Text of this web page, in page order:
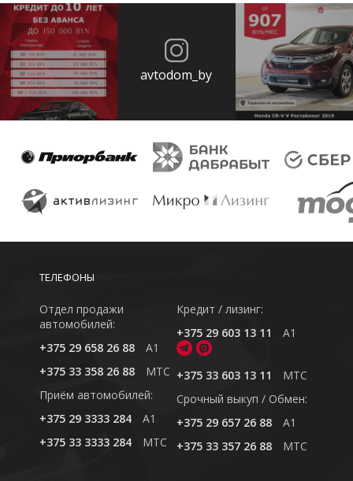
avtodom_by
ТЕЛЕФОНЫ
Отдел продажи
автомобилей:
+375 29 658 26 88
A1
+375 33 358 26 88
MTC
Приём автомобилей:
+375 29 3333 284
A1
+375 33 3333 284
MTC
Кредит / лизинг:
+375 29 603 13 11
A1
+375 33 603 13 11
MTC
Cрочный выкуп / Обмен:
+375 29 657 26 88
A1
+375 33 357 26 88
MTC